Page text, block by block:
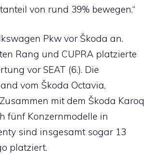
von rund 39% bewegen.“
Pkw vor Škoda an.
Rang und CUPRA platzierte
vor SEAT (6.). Die
vom Škoda Octavia,
mit dem Škoda Karoq
fünf Konzernmodelle in
sind insgesamt sogar 13
platziert.